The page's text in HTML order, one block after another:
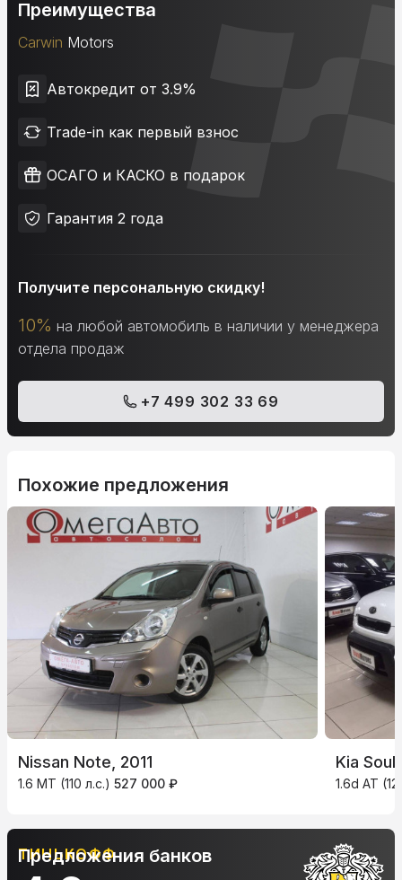
Преимущества
Carwin Motors
Автокредит от 3.9%
Trade-in как первый взнос
ОСАГО и КАСКО в подарок
Гарантия 2 года
Получите персональную скидку!
10% на любой автомобиль в наличии у менеджера
отдела продаж
+7 499 302 33 69
Похожие предложения
Nissan Note, 2011
1.6 MT (110 л.с.) 527 000 ₽
Kia Soul,
1.6d AT
АЛЬФА-БАНК
Предложения банков